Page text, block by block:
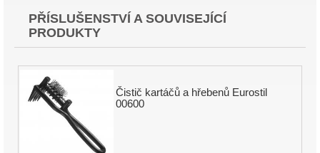
PŘÍSLUŠENSTVÍ A SOUVISEJÍCÍ
PRODUKTY
Čistič kartáčů a hřebenů Eurostil
00600